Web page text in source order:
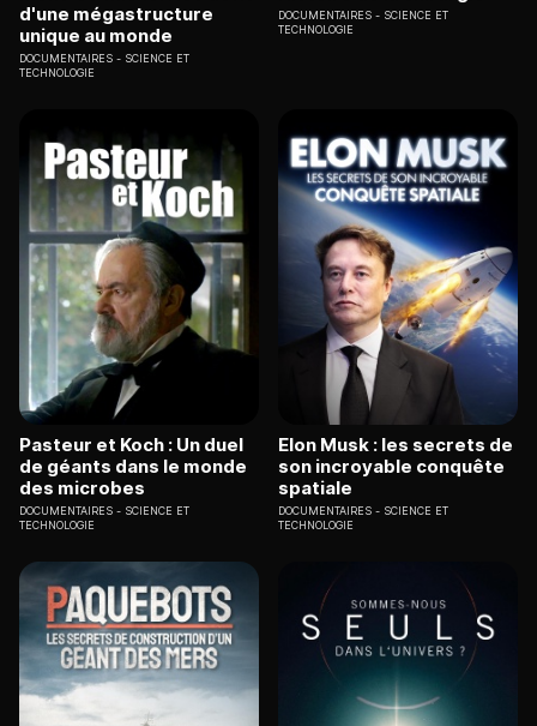
d'une mégastructure
unique au monde
DOCUMENTAIRES
SCIENCE ET
TECHNOLOGIE
DOCUMENTAIRES
SCIENCE ET
TECHNOLOGIE
Pasteur et Koch : Un duel
de géants dans le monde
des microbes
DOCUMENTAIRES
SCIENCE ET
TECHNOLOGIE
Elon Musk : les secrets de
son incroyable conquête
spatiale
DOCUMENTAIRES
SCIENCE ET
TECHNOLOGIE